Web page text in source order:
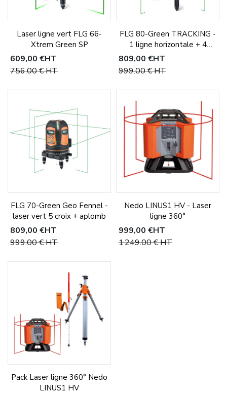
Laser ligne vert FLG 66-
Xtrem Green SP
609,00 €HT
756,00 €HT
FLG 80-Green TRACKING -
1 ligne horizontale + 4
verticales
809,00 €HT
999,00 €HT
FLG 70-Green Geo Fennel -
laser vert 5 croix + aplomb
809,00 €HT
999,00 €HT
Nedo LINUS1 HV - Laser
ligne 360°
999,00 €HT
1 249,00 €HT
Pack Laser ligne 360° Nedo
LINUS1 HV